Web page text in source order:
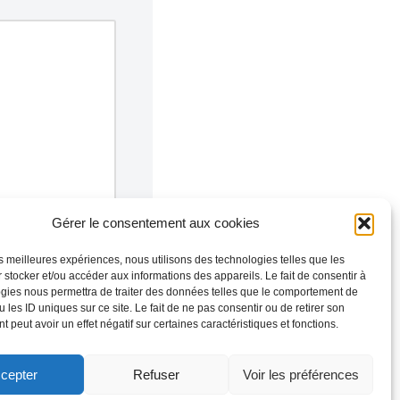
Gérer le consentement aux cookies
meilleures expériences, nous utilisons des technologies telles que les
stocker et/ou accéder aux informations des appareils. Le fait de consentir à
nous permettra de traiter des données telles que le comportement de
les ID uniques sur ce site. Le fait de ne pas consentir ou de retirer son
peut avoir un effet négatif sur certaines caractéristiques et fonctions.
Refuser Voir les préférences